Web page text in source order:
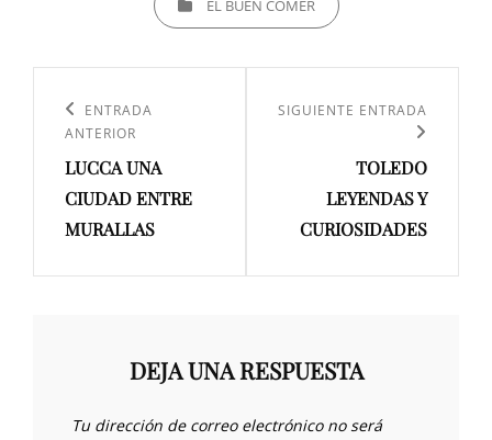
EL BUEN COMER
entradas
Entrada
ENTRADA
ANTERIOR
LUCCA UNA
CIUDAD ENTRE
MURALLAS
Siguiente
SIGUIENTE ENTRADA
TOLEDO
LEYENDAS Y
CURIOSIDADES
DEJA UNA RESPUESTA
Tu dirección de correo electrónico no será